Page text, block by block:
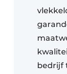
bedrijf